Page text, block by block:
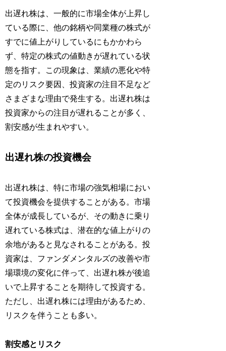
出遅れ株は、一般的に市場全体が上昇し
ている際に、他の銘柄や同業種の株式が
すでに値上がりしているにもかかわら
ず、特定の株式の値動きが遅れている状
態を指す。この現象は、業績の悪化や特
定のリスク要因、投資家の注目不足など
さまざまな理由で発生する。出遅れ株は
投資家からの注目が遅れることが多く、
割安感が生まれやすい。
出遅れ株の投資機会
出遅れ株は、特に市場の強気相場におい
て投資機会を提供することがある。市場
全体が成長しているが、その動きに乗り
遅れている株式は、潜在的な値上がりの
余地があると見なされることがある。投
資家は、ファンダメンタルズの改善や市
場環境の変化に伴って、出遅れ株が後追
いで上昇することを期待して投資する。
ただし、出遅れ株には理由があるため、
リスクを伴うことも多い。
割安感とリスク